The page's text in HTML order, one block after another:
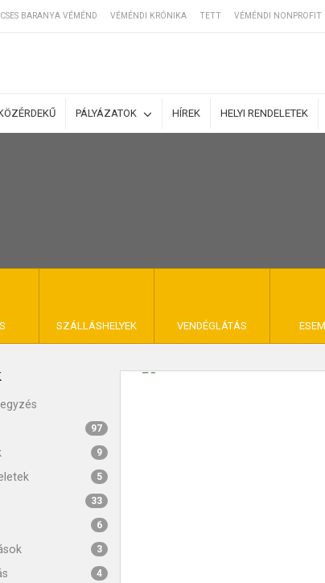
BARANYA VÉMÉND VÉMÉNDI KRÓNIKA TETT VÉMÉNDI NONPROFIT
PÁLYÁZATOK HÍREK HELYI RENDELETEK
SZÁLLÁSHELYEK VENDÉGLÁTÁS
BARANYA
97
9
5
33
6
3
4